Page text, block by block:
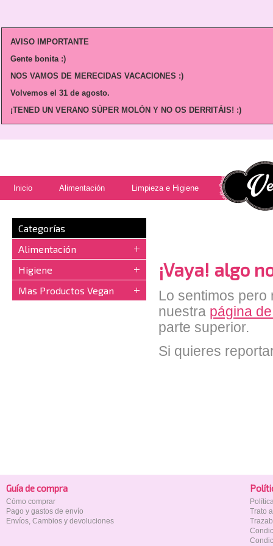
AVISO IMPORTANTE
Gente bonita :)
NOS VAMOS DE MERECIDAS VACACIONES :)
Volvemos el 31 de agosto.
¡TENED UN VERANO SÚPER MOLÓN Y NO OS DERRITÁIS! :)
Inicio Alimentación Limpieza e Higiene
Categorías
Alimentación
Higiene
Mas Productos Vegan
¡Vaya! algo
Lo sentimos pero
nuestra página
parte superior.
Si quieres
Guía de compra
Cómo comprar
Pago y gastos de envío
Envíos, Cambios y devoluciones
Trato